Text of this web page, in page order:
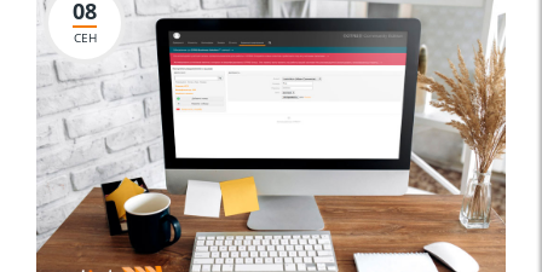
08
СЕН